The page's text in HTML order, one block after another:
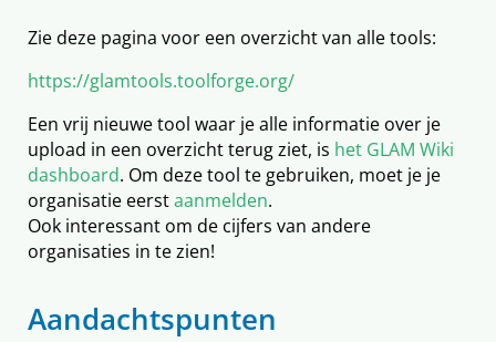
Zie deze pagina voor een overzicht van alle tools:
https://glamtools.toolforge.org/
Een vrij nieuwe tool waar je alle informatie over je
upload in een overzicht terug ziet, is het GLAM Wiki
dashboard. Om deze tool te gebruiken, moet je je
organisatie eerstaanmelden.
Ook interessant om de cijfers van andere
organisaties in te zien!
Aandachtspunten